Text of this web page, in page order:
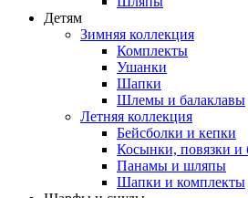
Детям
Зимняя коллекция
Комплекты
Ушанки
Шапки
Шлемы и балаклавы
Летняя коллекция
Бейсболки и кепки
Косынки, повязки и
Панамы и шляпы
Шапки и комплекты